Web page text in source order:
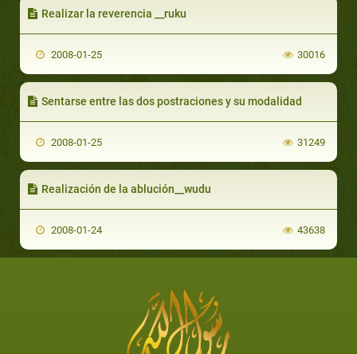
Realizar la reverencia __ruku
2008-01-25 30016
Sentarse entre las dos postraciones y su modalidad
2008-01-25 31249
Realización de la ablución__wudu
2008-01-24 43638